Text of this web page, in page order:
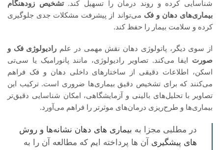
شناسایی کرده و روند درمان را تسهیل کند.تشخیص زودهنگام
بیماری‌های دهان و فک می‌تواند از پیشرفت مشکلات جدی جلوگیری
کرده و سلامت بیمار را حفظ کند.
از سوی دیگر، پاتولوژی دهان نقش مهمی در علم رادیولوژی فک و
صورت ایفا می‌کند. تصاویر رادیولوژی، مانند پانورامیک یا سی‌تی
اسکن، اطلاعات دقیقی از ساختارهای داخلی دهان و فک فراهم
می‌کنند که برای تشخیص دقیق بیماری‌ها ضروری است. ترکیب این
تصاویر با تحلیل‌های بالینی و آزمایشگاهی، امکان شناسایی دقیق‌تر
بیماری‌ها و طرح‌ریزی درمان‌های موثرتر را فراهم می‌آورد.
در مطلبی مجزا به بیماری‌ های دهان نشانه‌ها و روش‌
های پیشگیری آن ها پرداخته ایم که مطالعه آن را به